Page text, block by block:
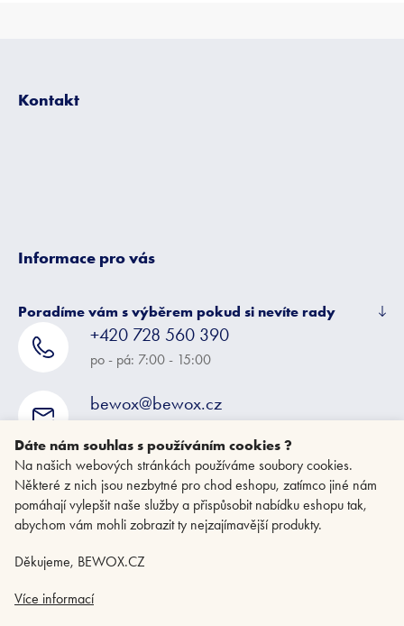
Dáte nám souhlas s používáním cookies ?
Na našich webových stránkách používáme soubory cookies.
Některé z nich jsou nezbytné pro chod eshopu, zatímco jiné nám
pomáhají vylepšit naše služby a přispůsobit nabídku eshopu tak,
abychom vám mohli zobrazit ty nejzajímavější produkty.
Děkujeme, BEWOX.CZ
Více informací
Kontakt
Informace pro vás
Poradíme vám s výběrem pokud si nevíte rady
+420 728 560 390
po - pá: 7:00 - 15:00
bewox@bewox.cz